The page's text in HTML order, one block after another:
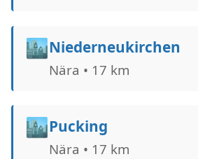
🏙️Niederneukirchen
Nära • 17 km
🏙️Pucking
Nära • 17 km